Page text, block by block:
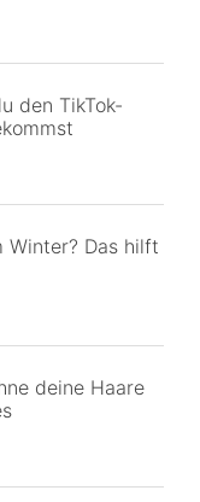
den TikTok-
Winter? Das hilft
deine Haare